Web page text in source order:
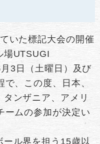
いた標記大会の開催
場UTSUGI
3日（土曜日）及び
、この度、日本、
ンザニア、アメリ
ームの参加が決定い
ール界を担う15歳以